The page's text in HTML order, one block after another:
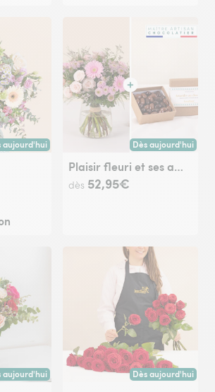
aujourd'hui
dès aujourd'hui (pour toute commande passée
Dès aujourd'hui
Livraison dès
Plaisir fleuri et ses amandes au chocolat
dès 52,95€
aujourd'hui
dès aujourd'hui (pour toute commande passée
Dès aujourd'hui
Livraison dès